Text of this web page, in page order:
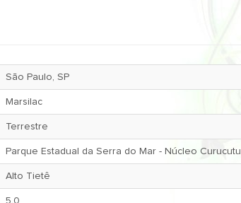
São Paulo, SP
Marsilac
Terrestre
Parque Estadual da Serra do Mar - Núcleo Curucutu
Alto Tietê
5.0